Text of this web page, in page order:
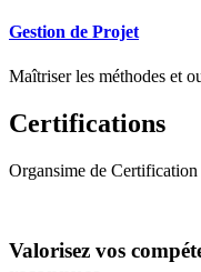
Gestion de Projet
Maîtriser les méthodes et
Certifications
Organsime de Certification
Valorisez vos